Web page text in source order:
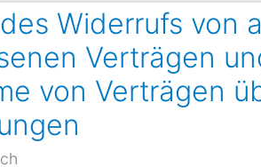
Widerrufs von
Verträgen
von Verträgen